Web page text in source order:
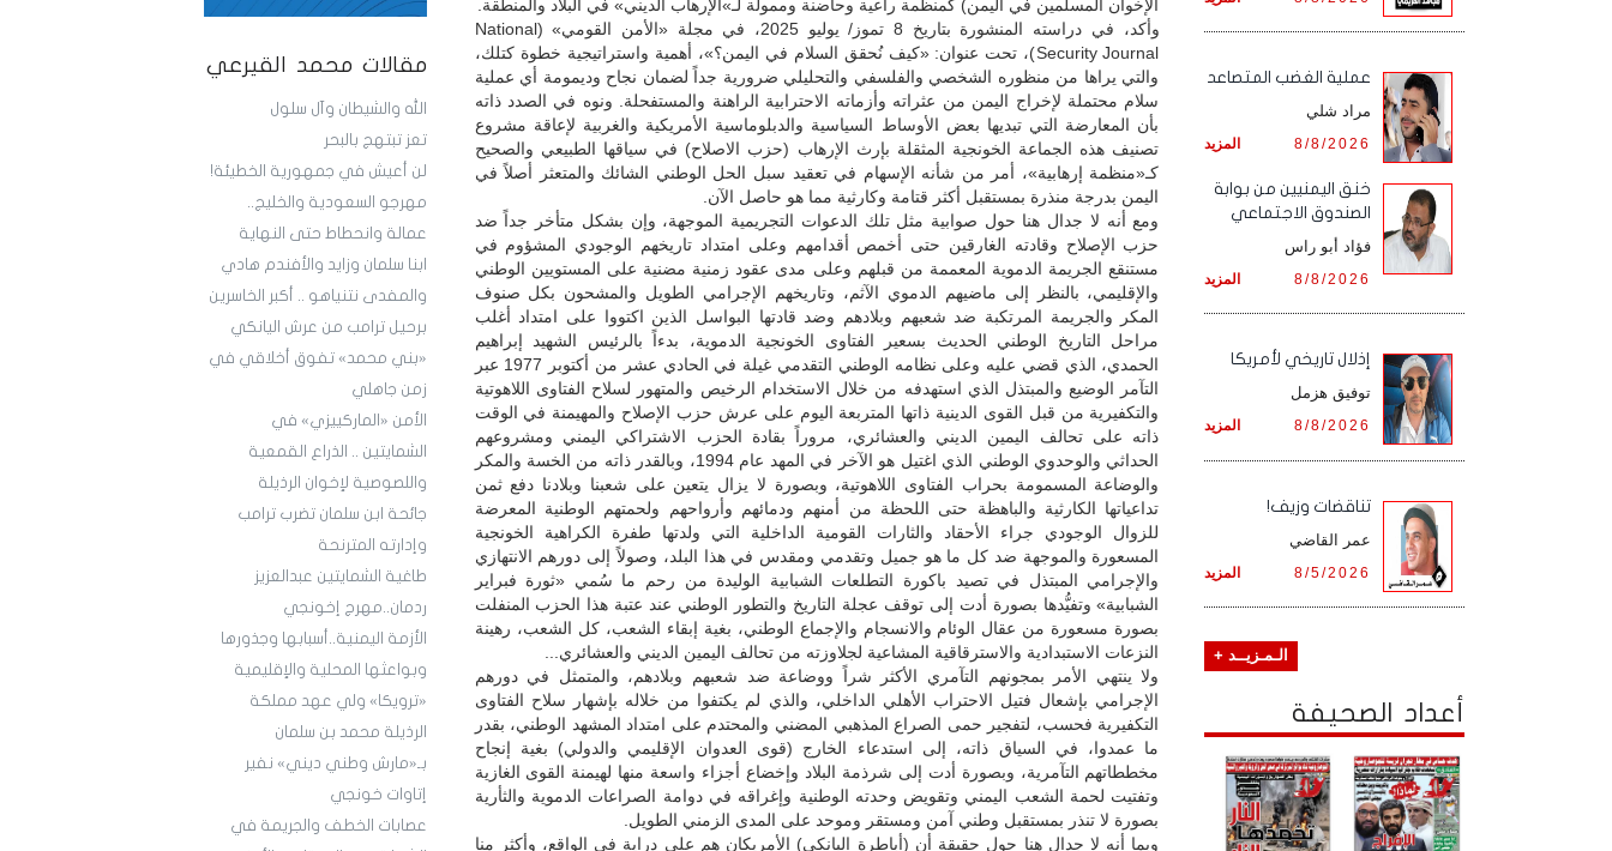
مقالات محمد القيرعي
الله والشيطان وآل سلول
تعز تبتهج بالبحر
لن أعيش في جمهورية الخطيئة!
مهرجو السعودية والخليج..
عمالة وانحطاط حتى النهاية
ابنا سلمان وزايد والأفندم هادي
والمفدى نتنياهو .. أكبر الخاسرين
برحيل ترامب من عرش اليانكي
«بني محمد» تفوق أخلاقي في
زمن جاهلي
الأمن «الماركييزي» في
الشمايتين .. الذراع القمعية
واللصوصية لإخوان الرذيلة
جائحة ابن سلمان تضرب ترامب
وإدارته المترنحة
طاغية الشمايتين عبدالعزيز
ردمان..مهرج إخونجي
الأزمة اليمنية..أسبابها وجذورها
وبواعثها المحلية والإقليمية
«ترويكا» ولي عهد مملكة
الرذيلة محمد بن سلمان
بـ«مارش وطني ديني» نفير
إتاوات خونجي
عصابات الخطف والجريمة في
الإخوان المسلمين في اليمن) كمنظمة راعية وحاضنة وممولة لـ»الإرهاب الديني» في البلاد والمنطقة.
وأكد، في دراسته المنشورة بتاريخ 8 تموز/ يوليو 2025، في مجلة «الأمن القومي» (National
Security Journal)، تحت عنوان: «كيف نُحقق السلام في اليمن؟»، أهمية واستراتيجية خطوة كتلك،
والتي يراها من منظوره الشخصي والفلسفي والتحليلي ضرورية جداً لضمان نجاح وديمومة أي عملية
سلام محتملة لإخراج اليمن من عثراته وأزماته الاحترابية الراهنة والمستفحلة. ونوه في الصدد ذاته
بأن المعارضة التي تبديها بعض الأوساط السياسية والدبلوماسية الأمريكية والغربية لإعاقة مشروع
تصنيف هذه الجماعة الخونجية المثقلة بإرث الإرهاب (حزب الاصلاح) في سياقها الطبيعي والصحيح
كـ«منظمة إرهابية»، أمر من شأنه الإسهام في تعقيد سبل الحل الوطني الشائك والمتعثر أصلاً في
اليمن بدرجة منذرة بمستقبل أكثر قتامة وكارثية مما هو حاصل الآن.
ومع أنه لا جدال هنا حول صوابية مثل تلك الدعوات التجريمية الموجهة، وإن بشكل متأخر جداً ضد
حزب الإصلاح وقادته الغارقين حتى أخمص أقدامهم وعلى امتداد تاريخهم الوجودي المشؤوم في
مستنقع الجريمة الدموية المعممة من قبلهم وعلى مدى عقود زمنية مضنية على المستويين الوطني
والإقليمي، بالنظر إلى ماضيهم الدموي الآثم، وتاريخهم الإجرامي الطويل والمشحون بكل صنوف
المكر والجريمة المرتكبة ضد شعبهم وبلادهم وضد قادتها البواسل الذين اكتووا على امتداد أغلب
مراحل التاريخ الوطني الحديث بسعير الفتاوى الخونجية الدموية، بدءاً بالرئيس الشهيد إبراهيم
الحمدي، الذي قضي عليه وعلى نظامه الوطني التقدمي غيلة في الحادي عشر من أكتوبر 1977 عبر
التآمر الوضيع والمبتذل الذي استهدفه من خلال الاستخدام الرخيص والمتهور لسلاح الفتاوى اللاهوتية
والتكفيرية من قبل القوى الدينية ذاتها المتربعة اليوم على عرش حزب الإصلاح والمهيمنة في الوقت
ذاته على تحالف اليمين الديني والعشائري، مروراً بقادة الحزب الاشتراكي اليمني ومشروعهم
الحداثي والوحدوي الوطني الذي اغتيل هو الآخر في المهد عام 1994، وبالقدر ذاته من الخسة والمكر
والوضاعة المسمومة بحراب الفتاوى اللاهوتية، وبصورة لا يزال يتعين على شعبنا وبلادنا دفع ثمن
تداعياتها الكارثية والباهظة حتى اللحظة من أمنهم ودمائهم وأرواحهم ولحمتهم الوطنية المعرضة
للزوال الوجودي جراء الأحقاد والثارات القومية الداخلية التي ولدتها طفرة الكراهية الخونجية
المسعورة والموجهة ضد كل ما هو جميل وتقدمي ومقدس في هذا البلد، وصولاً إلى دورهم الانتهازي
والإجرامي المبتذل في تصيد باكورة التطلعات الشبابية الوليدة من رحم ما سُمي «ثورة فبراير
الشبابية» وتفيُّدها بصورة أدت إلى توقف عجلة التاريخ والتطور الوطني عند عتبة هذا الحزب المنفلت
بصورة مسعورة من عقال الوئام والانسجام والإجماع الوطني، بغية إبقاء الشعب، كل الشعب، رهينة
النزعات الاستبدادية والاسترقاقية المشاعية لجلاوزته من تحالف اليمين الديني والعشائري...
ولا ينتهي الأمر بمجونهم التآمري الأكثر شراً ووضاعة ضد شعبهم وبلادهم، والمتمثل في دورهم
الإجرامي بإشعال فتيل الاحتراب الأهلي الداخلي، والذي لم يكتفوا من خلاله بإشهار سلاح الفتاوى
التكفيرية فحسب، لتفجير حمى الصراع المذهبي المضني والمحتدم على امتداد المشهد الوطني، بقدر
ما عمدوا، في السياق ذاته، إلى استدعاء الخارج (قوى العدوان الإقليمي والدولي) بغية إنجاح
مخططاتهم التآمرية، وبصورة أدت إلى شرذمة البلاد وإخضاع أجزاء واسعة منها لهيمنة القوى الغازية
وتفتيت لحمة الشعب اليمني وتقويض وحدته الوطنية وإغراقه في دوامة الصراعات الدموية والثأرية
بصورة لا تنذر بمستقبل وطني آمن ومستقر وموحد على المدى الزمني الطويل.
وبما أنه لا جدال هنا حول حقيقة أن (أباطرة اليانكي) الأمريكان هم على دراية في الواقع، وأكثر منا
‏عملية الغضب المتصاعد
مراد شلي
المزيد 8/8/2026
خنق اليمنيين من بوابة
الصندوق الاجتماعي
فؤاد أبو راس
المزيد 8/8/2026
إذلال تاريخي لأمريكا
توفيق هزمل
المزيد 8/8/2026
تناقضات وزيف!
عمر القاضي
المزيد 8/5/2026
الـمـزيــد +
أعداد الصحيفة